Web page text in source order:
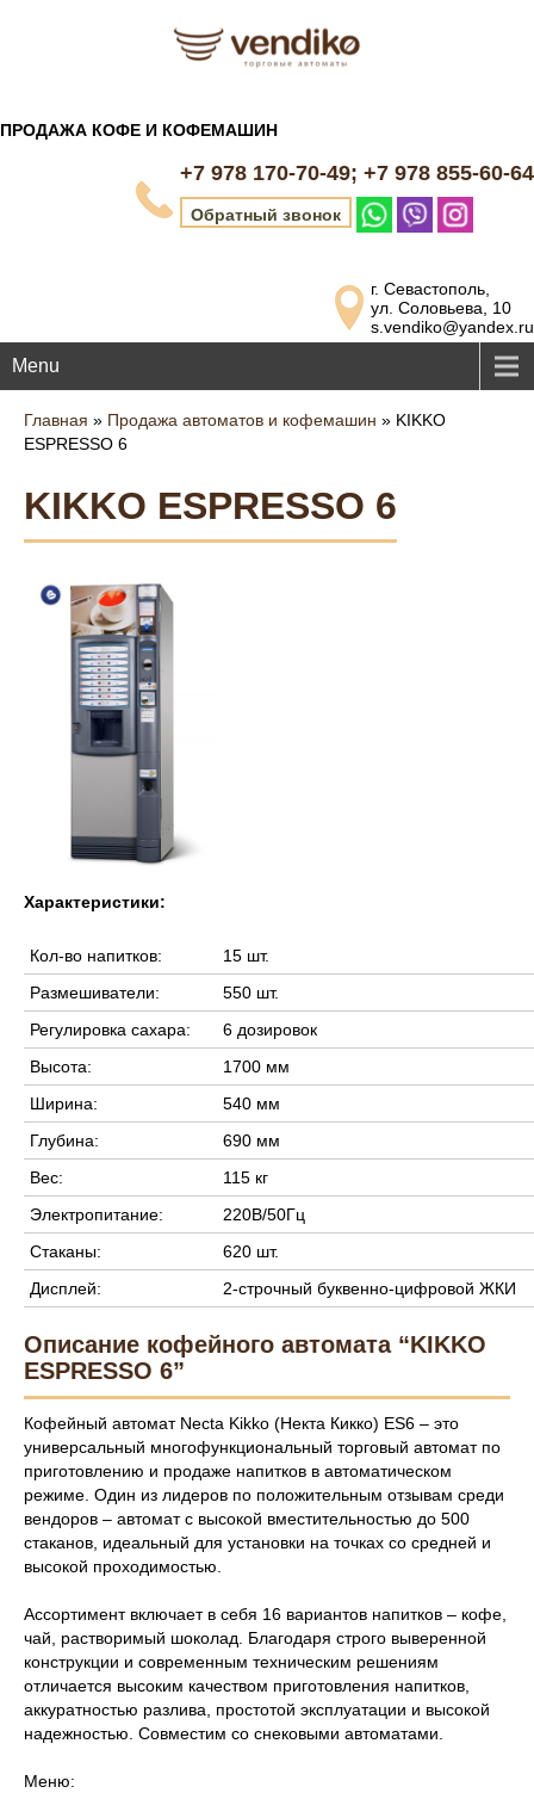
ПРОДАЖА КОФЕ И КОФЕМАШИН
+7 978 170-70-49; +7 978 855-60-64
Обратный звонок
г. Севастополь,
ул. Соловьева, 10
s.vendiko@yandex.ru
Menu
Главная » Продажа автоматов и кофемашин » KIKKO
ESPRESSO 6
KIKKO ESPRESSO 6
Характеристики:
Кол-во напитков:
15 шт.
Размешиватели:
550 шт.
Регулировка сахара:
6 дозировок
Высота:
1700 мм
Ширина:
540 мм
Глубина:
690 мм
Вес:
115 кг
Электропитание:
220В/50Гц
Стаканы:
620 шт.
Дисплей:
2-строчный буквенно-цифровой ЖКИ
Описание кофейного автомата “KIKKO
ESPRESSO 6”
Кофейный автомат Necta Kikko (Некта Кикко) ES6 – это
универсальный многофункциональный торговый автомат по
приготовлению и продаже напитков в автоматическом
режиме. Один из лидеров по положительным отзывам среди
вендоров – автомат с высокой вместительностью до 500
стаканов, идеальный для установки на точках со средней и
высокой проходимостью.
Ассортимент включает в себя 16 вариантов напитков – кофе,
чай, растворимый шоколад. Благодаря строго выверенной
конструкции и современным техническим решениям
отличается высоким качеством приготовления напитков,
аккуратностью разлива, простотой эксплуатации и высокой
надежностью. Совместим со снековыми автоматами.
Меню: